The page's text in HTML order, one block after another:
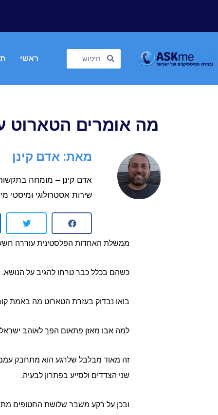
ראשי
מה אומרים הטארוט
מאת: אדם קינן
שירות אסטרולוגי ומיסטי מיקצועי, 24
ממשלת האחדות הפלסטינית עוררה חשש
כשהם בכלל כבר טרחו להגיב על הנושא.
בואו נבדוק בעזרת הטארוט מה באמת
למה אבו מאזן פתאום הפך לאוהב
זה מאוד מבלבל שלרגע הוא מתחבק עמם
שני הצדדים ולסייע בפתרון לבעיה.
ובכן על רקע משבר שלושת החטופים